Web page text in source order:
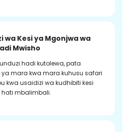
wa Kesi ya Mgonjwa wa
Mwisho
hadi kutolewa, pata
mara kwa mara kuhusu safari
kwa usaidizi wa kudhibiti kesi
mbalimbali.